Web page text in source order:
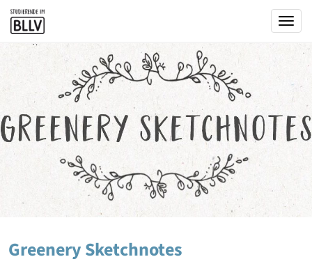
Greenery Sketchnotes